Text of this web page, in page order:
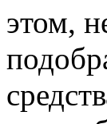
этом,